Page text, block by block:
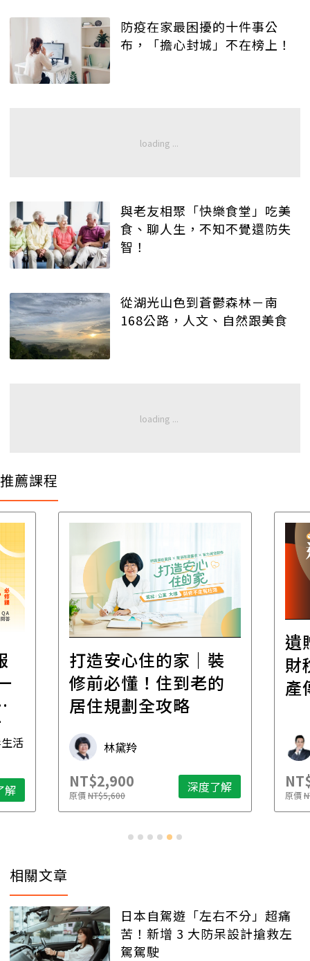
防疫在家最困擾的十件事公
布，「擔心封城」不在榜上！
與老友相聚「快樂食堂」吃美
食、聊人生，不知不覺還防失
智！
從湖光山色到蒼鬱森林－南
168公路，人文、自然跟美食
推薦課程
活
解
打造安心住的家｜裝
修前必懂！住到老的
居住規劃全攻略
林黛羚
NT$2,900
原價NT$5,600 深度了解
遺
財
產
原價
相關文章
日本自駕遊「左右不分」超痛
苦！新增 3 大防呆設計搶救左
駕駕駛